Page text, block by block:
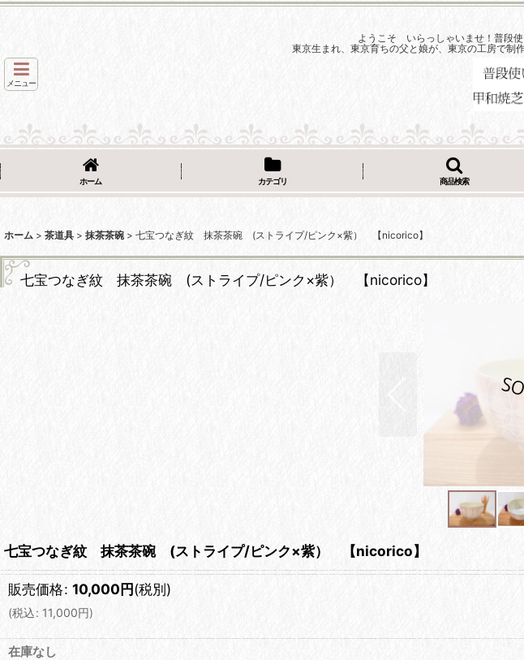
ようこそ いらっしゃいませ！普段使
東京生まれ、東京育ちの父と娘が、東京の工房で制
メニュー
ホーム カテゴリ 商品検索
ホーム > 茶道具 > 抹茶茶碗 > 七宝つなぎ紋 抹茶茶碗 (ストライプ/ピンク×紫） 【nicorico】
七宝つなぎ紋 抹茶茶碗 (ストライプ/ピンク×紫） 【nicorico】
七宝つなぎ紋 抹茶茶碗 (ストライプ/ピンク×紫） 【nicorico】
販売価格: 10,000円(税別)
(税込: 11,000円)
在庫なし